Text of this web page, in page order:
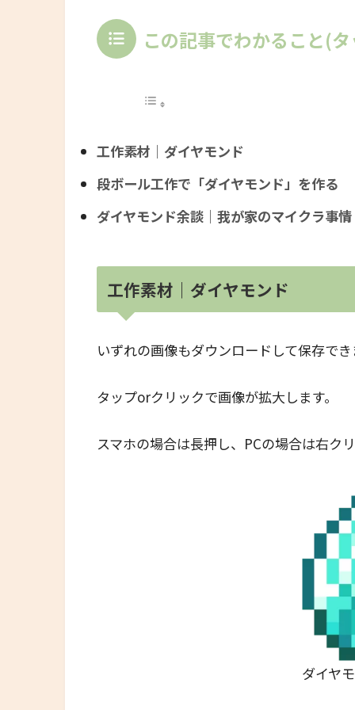
この記事でわかること(
工作素材｜ダイヤモンド
段ボール工作で「ダイヤモンド」を作る
ダイヤモンド余談｜我が家のマイクラ事情
工作素材｜ダイヤモンド
いずれの画像もダウンロードして保存でき
タップorクリックで画像が拡大します。
スマホの場合は長押し、PCの場合は右ク
ダイヤ